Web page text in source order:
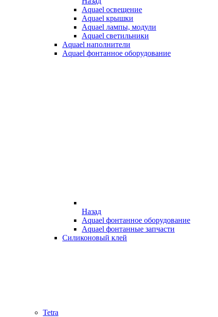
Aquael освещение
Aquael крышки
Aquael лампы, модули
Aquael светильники
Aquael наполнители
Aquael фонтанное оборудование
Назад
Aquael фонтанное оборудование
Aquael фонтанные запчасти
Силиконовый клей
Tetra